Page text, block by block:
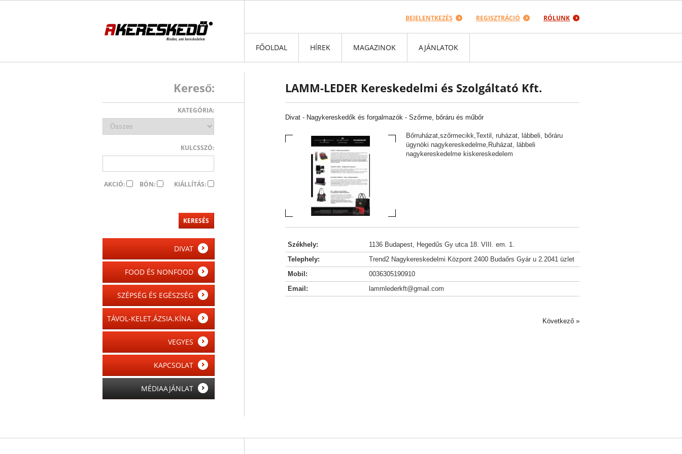
RÓLUNK
REGISZTRÁCIÓ
BEJELENTKEZÉS
FŐOLDAL HÍREK MAGAZINOK AJÁNLATOK
LAMM-LEDER Kereskedelmi és Szolgáltató Kft.
Divat - Nagykereskedők és forgalmazók - Szőrme, bőráru és műbőr
Bőrruházat,szőrmecikk,Textil, ruházat, lábbeli, bőráru
ügynöki nagykereskedelme,Ruházat, lábbeli
nagykereskedelme kiskereskedelem
Székhely:
1136 Budapest, Hegedűs Gy utca 18. VIII. em. 1.
Telephely:
Trend2 Nagykereskedelmi Központ 2400 Budaőrs Gyár u 2.2041 üzlet
Mobil:
0036305190910
Email:
lammlederkft@gmail.com
Következő »
Kereső:
KATEGÓRIA:
KULCSSZÓ:
AKCIÓ: BÓN: KIÁLLÍTÁS:
DIVAT
FOOD ÉS NONFOOD
SZÉPSÉG ÉS EGÉSZSÉG
TÁVOL-KELET.ÁZSIA.KÍNA.
VEGYES
KAPCSOLAT
MÉDIAAJÁNLAT